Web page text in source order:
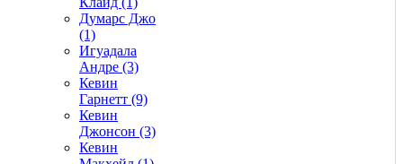
Думарс Джо
(1)
Игуадала
Андре (3)
Кевин
Гарнетт (9)
Кевин
Джонсон (3)
Кевин